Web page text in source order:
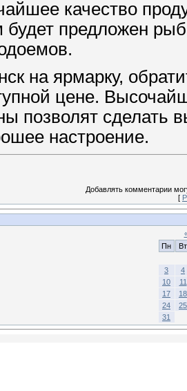
качество
предложен
на ярмарку,
цене.
позволят сделать
настроение.
Добавлять комментарии
[
Пн
Вт
3
4
10
11
17
18
24
25
31